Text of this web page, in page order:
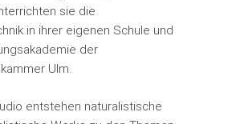
sie die
in ihrer eigenen Schule und
der
Ulm.
entstehen naturalistische